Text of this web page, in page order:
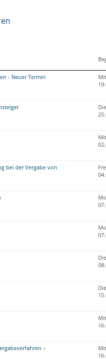
- Neuer Termin
bei der Vergabe von
–